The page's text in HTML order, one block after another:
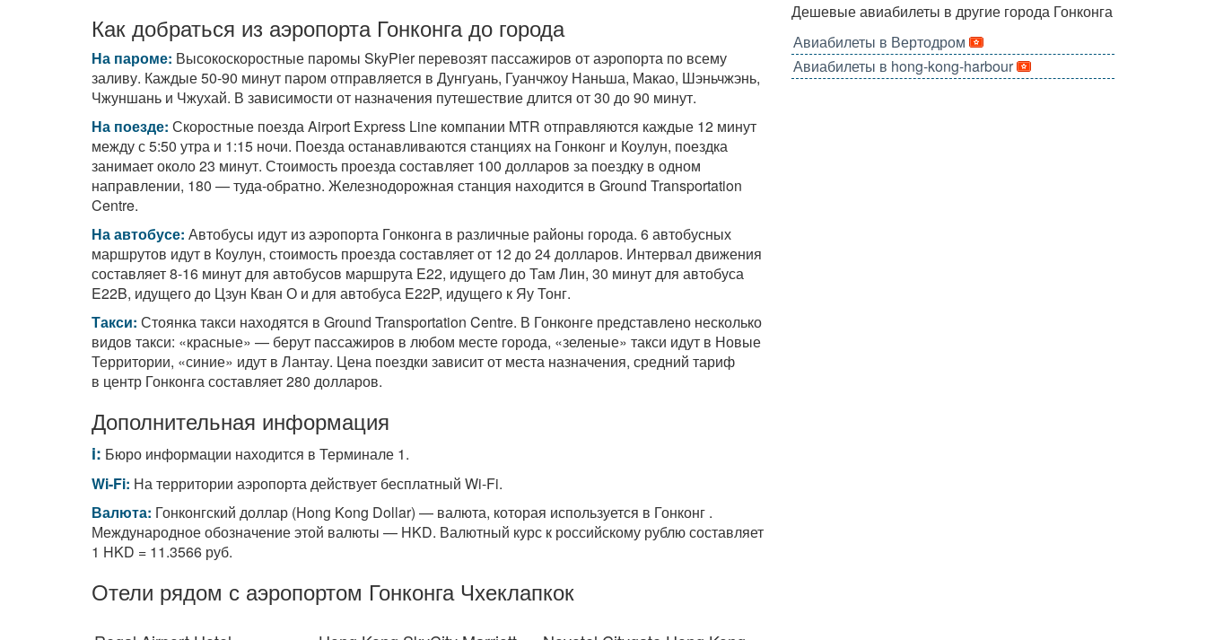
Как добраться из аэропорта Гонконга до города
На пароме: Высокоскоростные паромы SkyPier перевозят пассажиров от аэропорта по всему
заливу. Каждые50-90 минут паром отправляется в Дунгуань, Гуанчжоу Наньша, Макао, Шэньчжэнь,
Чжуншань и Чжухай. В зависимости от назначения путешествие длится от 30 до 90 минут.
На поезде: Скоростные поезда Airport Express Line компании MTR отправляются каждые 12 минут
между с 5:50 утра и 1:15 ночи. Поезда останавливаются станциях на Гонконг и Коулун, поездка
занимает около 23 минут. Стоимость проезда составляет 100 долларов за поездку в одном
направлении, 180 — туда-обратно. Железнодорожная станция находится в Ground Transportation
Centre.
На автобусе: Автобусы идут из аэропорта Гонконга в различные районы города. 6 автобусных
маршрутов идут в Коулун, стоимость проезда составляет от 12 до 24 долларов. Интервал движения
составляет8-16 минут для автобусов маршрута E22, идущего до Там Лин, 30 минут для автобуса
E22B, идущего до Цзун Кван О и для автобуса E22P, идущего к Яу Тонг.
Такси: Стоянка такси находятся в Ground Transportation Centre. В Гонконге представлено несколько
видов такси: «красные» — берут пассажиров в любом месте города, «зеленые» такси идут в Новые
Территории, «синие» идут в Лантау. Цена поездки зависит от места назначения, средний тариф
в центр Гонконга составляет 280 долларов.
Дополнительная информация
i: Бюро информации находится в Терминале 1.
Wi-Fi: На территории аэропорта действует бесплатный Wi-Fi.
Валюта: Гонконгский доллар (Hong Kong Dollar) — валюта, которая используется в Гонконг .
Международное обозначение этой валюты — HKD. Валютный курс к российскому рублю составляет
1 HKD = 11.3566 руб.
Отели рядом с аэропортом Гонконга Чхеклапкок
Дешевые авиабилеты в другие города Гонконга
Авиабилеты в Вертодром
Авиабилеты в hong-kong-harbour